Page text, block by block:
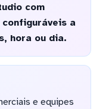
com
a
hora ou dia.
e equipes